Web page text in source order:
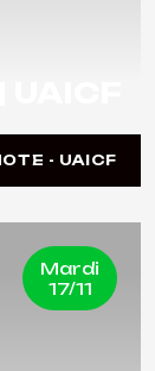
- UAICF
Mardi
17/11